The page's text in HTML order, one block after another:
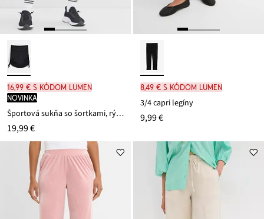
16,99 € s kódom LUMEN
novinka
Športová sukňa so šortkami, rýchloschnúca
19,99 €
8,49 € s kódom LUMEN
3/4 capri legíny
9,99 €